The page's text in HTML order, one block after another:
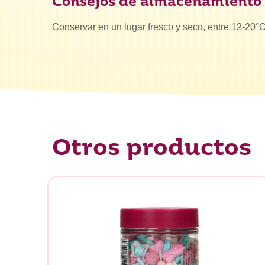
Conservar en un lugar fresco y seco, entre 12-
Otros productos